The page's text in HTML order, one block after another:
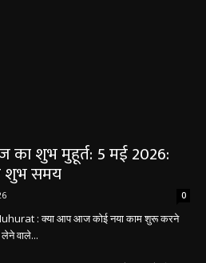
का शुभ मुहूर्त: 5 मई 2026:
शुभ समय
0
: क्या आप आज कोई नया काम शुरू करने
लेने वाले...